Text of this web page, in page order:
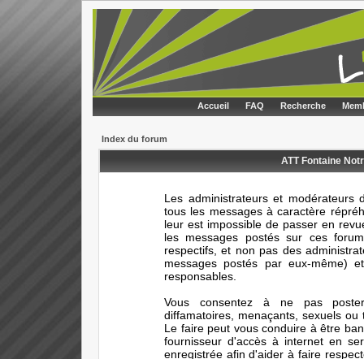
Accueil FAQ Recherche
Index du forum
ATT Fontaine
Les administrateurs et
tous les messages à caractère
leur est impossible de passer en
les messages postés sur ces
respectifs, et non pas des
messages postés par eux-même)
responsables.
Vous consentez à ne pas
diffamatoires, menaçants, sexuels
Le faire peut vous conduire à être
fournisseur d'accès à internet en
enregistrée afin d'aider à faire